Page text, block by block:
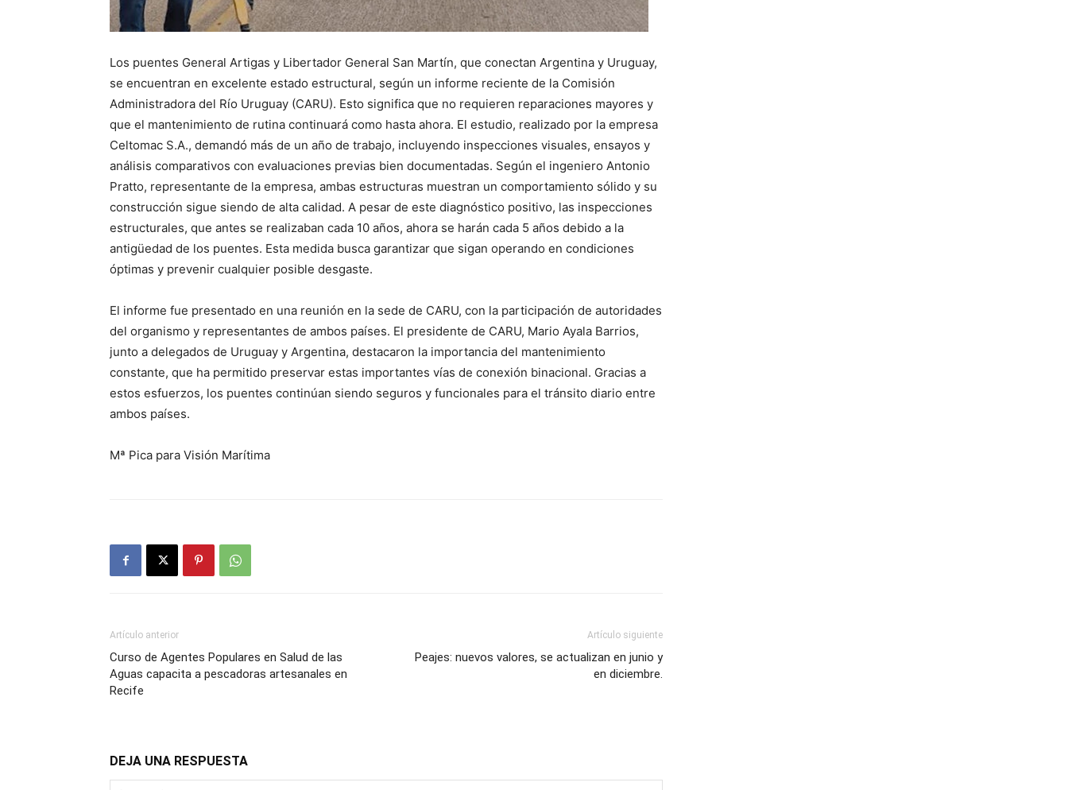
Los puentes General Artigas y Libertador General San Martín, que conectan Argentina y Uruguay,
se encuentran en excelente estado estructural, según un informe reciente de la Comisión
Administradora del Río Uruguay (CARU). Esto significa que no requieren reparaciones mayores y
que el mantenimiento de rutina continuará como hasta ahora. El estudio, realizado por la empresa
Celtomac S.A., demandó más de un año de trabajo, incluyendo inspecciones visuales, ensayos y
análisis comparativos con evaluaciones previas bien documentadas. Según el ingeniero Antonio
Pratto, representante de la empresa, ambas estructuras muestran un comportamiento sólido y su
construcción sigue siendo de alta calidad. A pesar de este diagnóstico positivo, las inspecciones
estructurales, que antes se realizaban cada 10 años, ahora se harán cada 5 años debido a la
antigüedad de los puentes. Esta medida busca garantizar que sigan operando en condiciones
óptimas y prevenir cualquier posible desgaste.
El informe fue presentado en una reunión en la sede de CARU, con la participación de autoridades
del organismo y representantes de ambos países. El presidente de CARU, Mario Ayala Barrios,
junto a delegados de Uruguay y Argentina, destacaron la importancia del mantenimiento
constante, que ha permitido preservar estas importantes vías de conexión binacional. Gracias a
estos esfuerzos, los puentes continúan siendo seguros y funcionales para el tránsito diario entre
ambos países.
Mª Pica para Visión Marítima
Artículo anterior
Curso de Agentes Populares en Salud de las
Aguas capacita a pescadoras artesanales en
Recife
Artículo siguiente
Peajes: nuevos valores, se actualizan en junio y
en diciembre.
DEJA UNA RESPUESTA